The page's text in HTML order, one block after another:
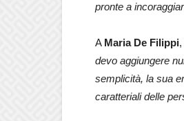
pronte a
A Maria De Filippi
devo aggiungere
semplicità, la sua
caratteriali delle